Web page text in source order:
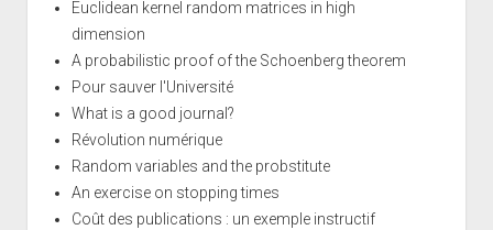
Euclidean kernel random matrices in high
dimension
A probabilistic proof of the Schoenberg theorem
Pour sauver l'Université
What is a good journal?
Révolution numérique
Random variables and the probstitute
An exercise on stopping times
Coût des publications : un exemple instructif